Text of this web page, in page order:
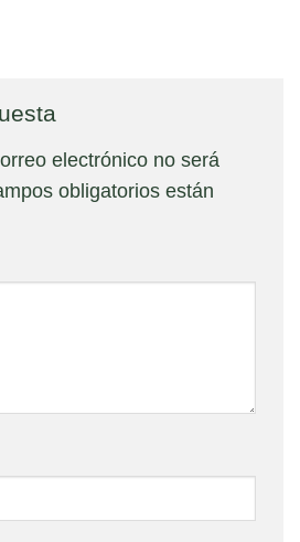
electrónico no será
obligatorios están